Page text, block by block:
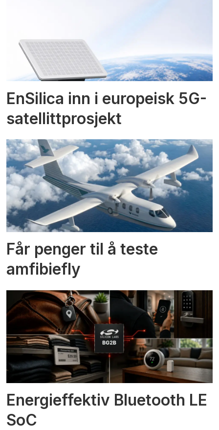
EnSilica inn i europeisk 5G-
satellittprosjekt
Får penger til å teste
amfibiefly
Energieffektiv Bluetooth LE
SoC